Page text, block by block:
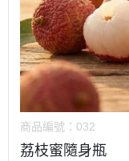
商品編號： 032
荔枝蜜隨身瓶